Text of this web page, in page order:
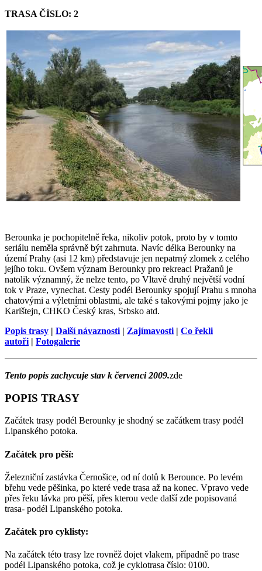
TRASA ČÍSLO: 2
Berounka je pochopitelně řeka, nikoliv potok, proto by v tomto
seriálu neměla správně být zahrnuta. Navíc délka Berounky na
území Prahy (asi 12 km) představuje jen nepatrný zlomek z celého
jejího toku. Ovšem význam Berounky pro rekreaci Pražanů je
natolik významný, že nelze tento, po Vltavě druhý největší vodní
tok v Praze, vynechat. Cesty podél Berounky spojují Prahu s mnoha
chatovými a výletními oblastmi, ale také s takovými pojmy jako je
Karlštejn, CHKO Český kras, Srbsko atd.
Popis trasy | Další návaznosti| Zajímavosti| Co řekli
autoři| Fotogalerie
Tento popis zachycuje stav k červenci 2009.zde
POPIS TRASY
Začátek trasy podél Berounky je shodný se začátkem trasy podél
Lipanského potoka.
Začátek pro pěší:
Železniční zastávka Černošice, od ní dolů k Berounce. Po levém
břehu vede pěšinka, po které vede trasa až na konec. Vpravo vede
přes řeku lávka pro pěší, přes kterou vede další zde popisovaná
trasa- podél Lipanského potoka.
Začátek pro cyklisty:
Na začátek této trasy lze rovněž dojet vlakem, případně po trase
podél Lipanského potoka, což je cyklotrasa číslo: 0100.